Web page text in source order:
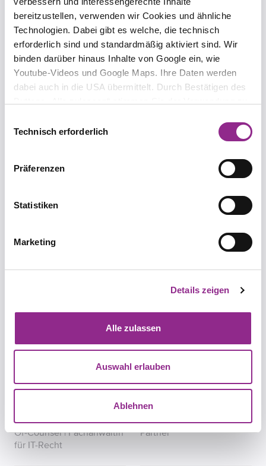
bereitzustellen, verwenden wir Cookies und ähnliche
Technologien. Dabei gibt es welche, die technisch
erforderlich sind und standardmäßig aktiviert sind. Wir
binden darüber hinaus Inhalte von Google ein, wie
Youtube-Videos und Google Maps. Ihre Daten werden
dabei auch in die USA übermittelt. Durch Bestätigen des
Sie einzelne Kategorien an- oder abwählen und „Auswahl
erlauben“ klicken. Mit „Ablehnen“ werden keine Cookies
Informationen erhalten Sie in unserer
jederzeit mit Wirkung für die Zukunft ändern.
Technisch erforderlich
Präferenzen
Statistiken
Marketing
Details zeigen
Alle zulassen
Auswahl erlauben
Ablehnen
Nicole Beranek Zanon
Partnerin | Notarin | Exec.
MBA HSG
Olivia Boccali
Rechtsanwältin
Leonore Hilchenbach
Partner Partnerin | Notarin SZ
Malini Nanda
Of-Counsel | Fachanwältin
für IT-Recht
Daniel Schätzle
Partner